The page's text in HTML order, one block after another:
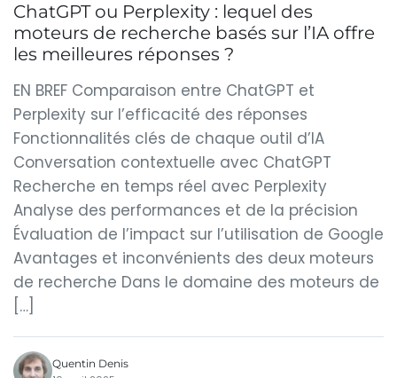
ChatGPT ou Perplexity : lequel des
moteurs de recherche basés sur l’IA offre
les meilleures réponses ?
EN BREF Comparaison entre ChatGPT et
Perplexity sur l’efficacité des réponses
Fonctionnalités clés de chaque outil d’IA
Conversation contextuelle avec ChatGPT
Recherche en temps réel avec Perplexity
Analyse des performances et de la précision
Évaluation de l’impact sur l’utilisation de Google
Avantages et inconvénients des deux moteurs
de recherche Dans le domaine des moteurs de
[…]
Quentin Denis